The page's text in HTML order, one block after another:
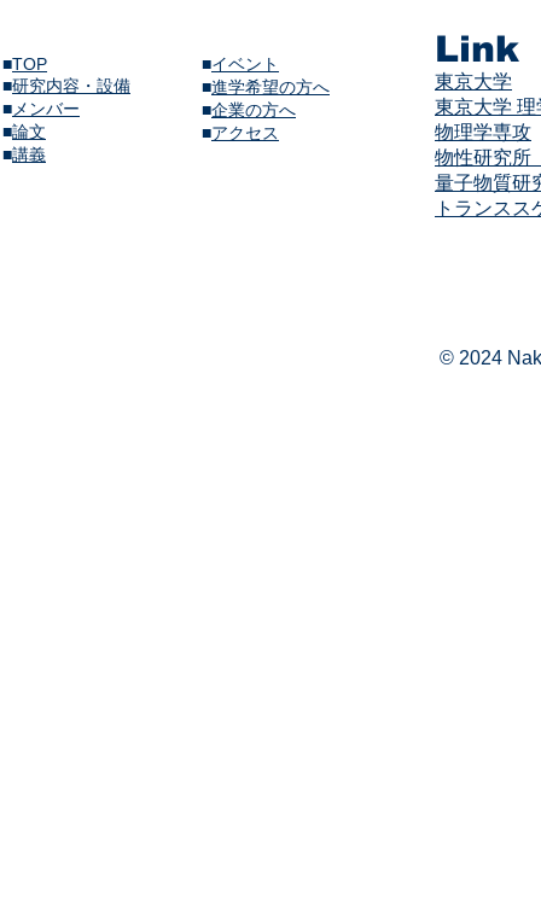
■TOP
■研究内容・設備
■ メンバー
​■論文
​■講義​
■イベント
​■進学希望の方へ
■企業の方へ
​■アクセス
Link
東京大学
東京大学
物理学専攻
物性研究所
量子物質研
トランス
© 2024